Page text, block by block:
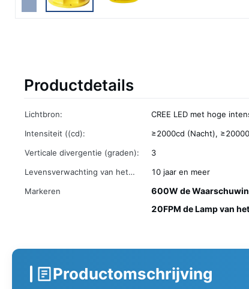
Productdetails
Lichtbron: CREE LED met hoge
Intensiteit ((cd):
≥2000cd (Nacht),
Verticale divergentie (graden):
3
Levensverwachting van het
product:
10 jaar en meer
Markeren
600W de
20FPM de Lamp van
Productomschrijving